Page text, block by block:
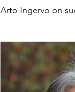
Arto Ingervo on